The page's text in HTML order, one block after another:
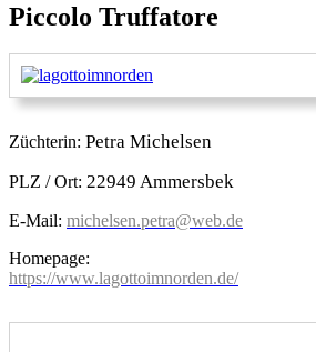
Piccolo Truffatore
Züchterin: Petra Michelsen
PLZ / Ort: 22949 Ammersbek
E-Mail: michelsen.petra@web.de
Homepage:
https://www.lagottoimnorden.de/